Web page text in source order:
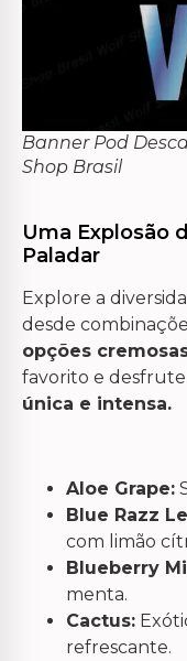
Banner Pod
Shop Brasil
Uma Explosão
Paladar
Explore a
desde
opções
favorito e
única e intensa.
Aloe Grape:
Blue Razz
com limão
Blueberry
menta.
Cactus:
refrescante.